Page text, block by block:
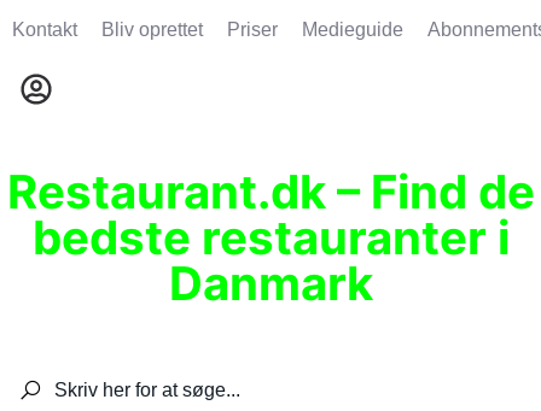
Kontakt Bliv oprettet Priser Medieguide
Restaurant.dk – Find de
bedste restauranter i
Danmark